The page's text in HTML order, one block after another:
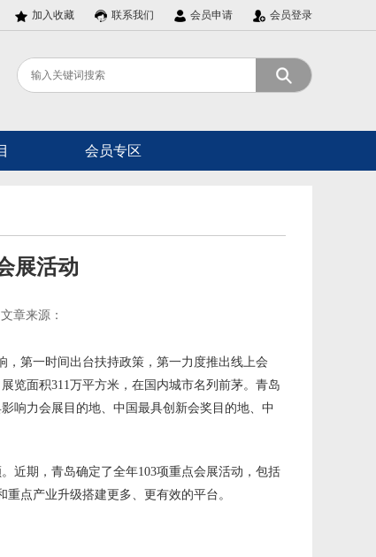
加入收藏 联系我们 会员申请 会员登录
会员专区
展活动
文章来源：
，第一时间出台扶持政策，第一力度推出线上会
览面积311万平方米，在国内城市名列前茅。青岛
响力会展目的地、中国最具创新会奖目的地、中
近期，青岛确定了全年103项重点会展活动，包括
点产业升级搭建更多、更有效的平台。